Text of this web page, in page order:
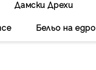
Дамски Дрехи
Бельо на едро